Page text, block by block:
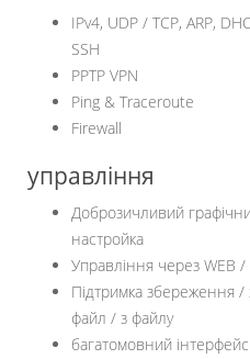
IPv4, UDP / TCP, ARP,
SSH
PPTP VPN
Ping & Traceroute
Firewall
управління
Доброзичливий
настройка
Управління через WEB /
Підтримка збереження /
файл / з файлу
багатомовний інтерфейс